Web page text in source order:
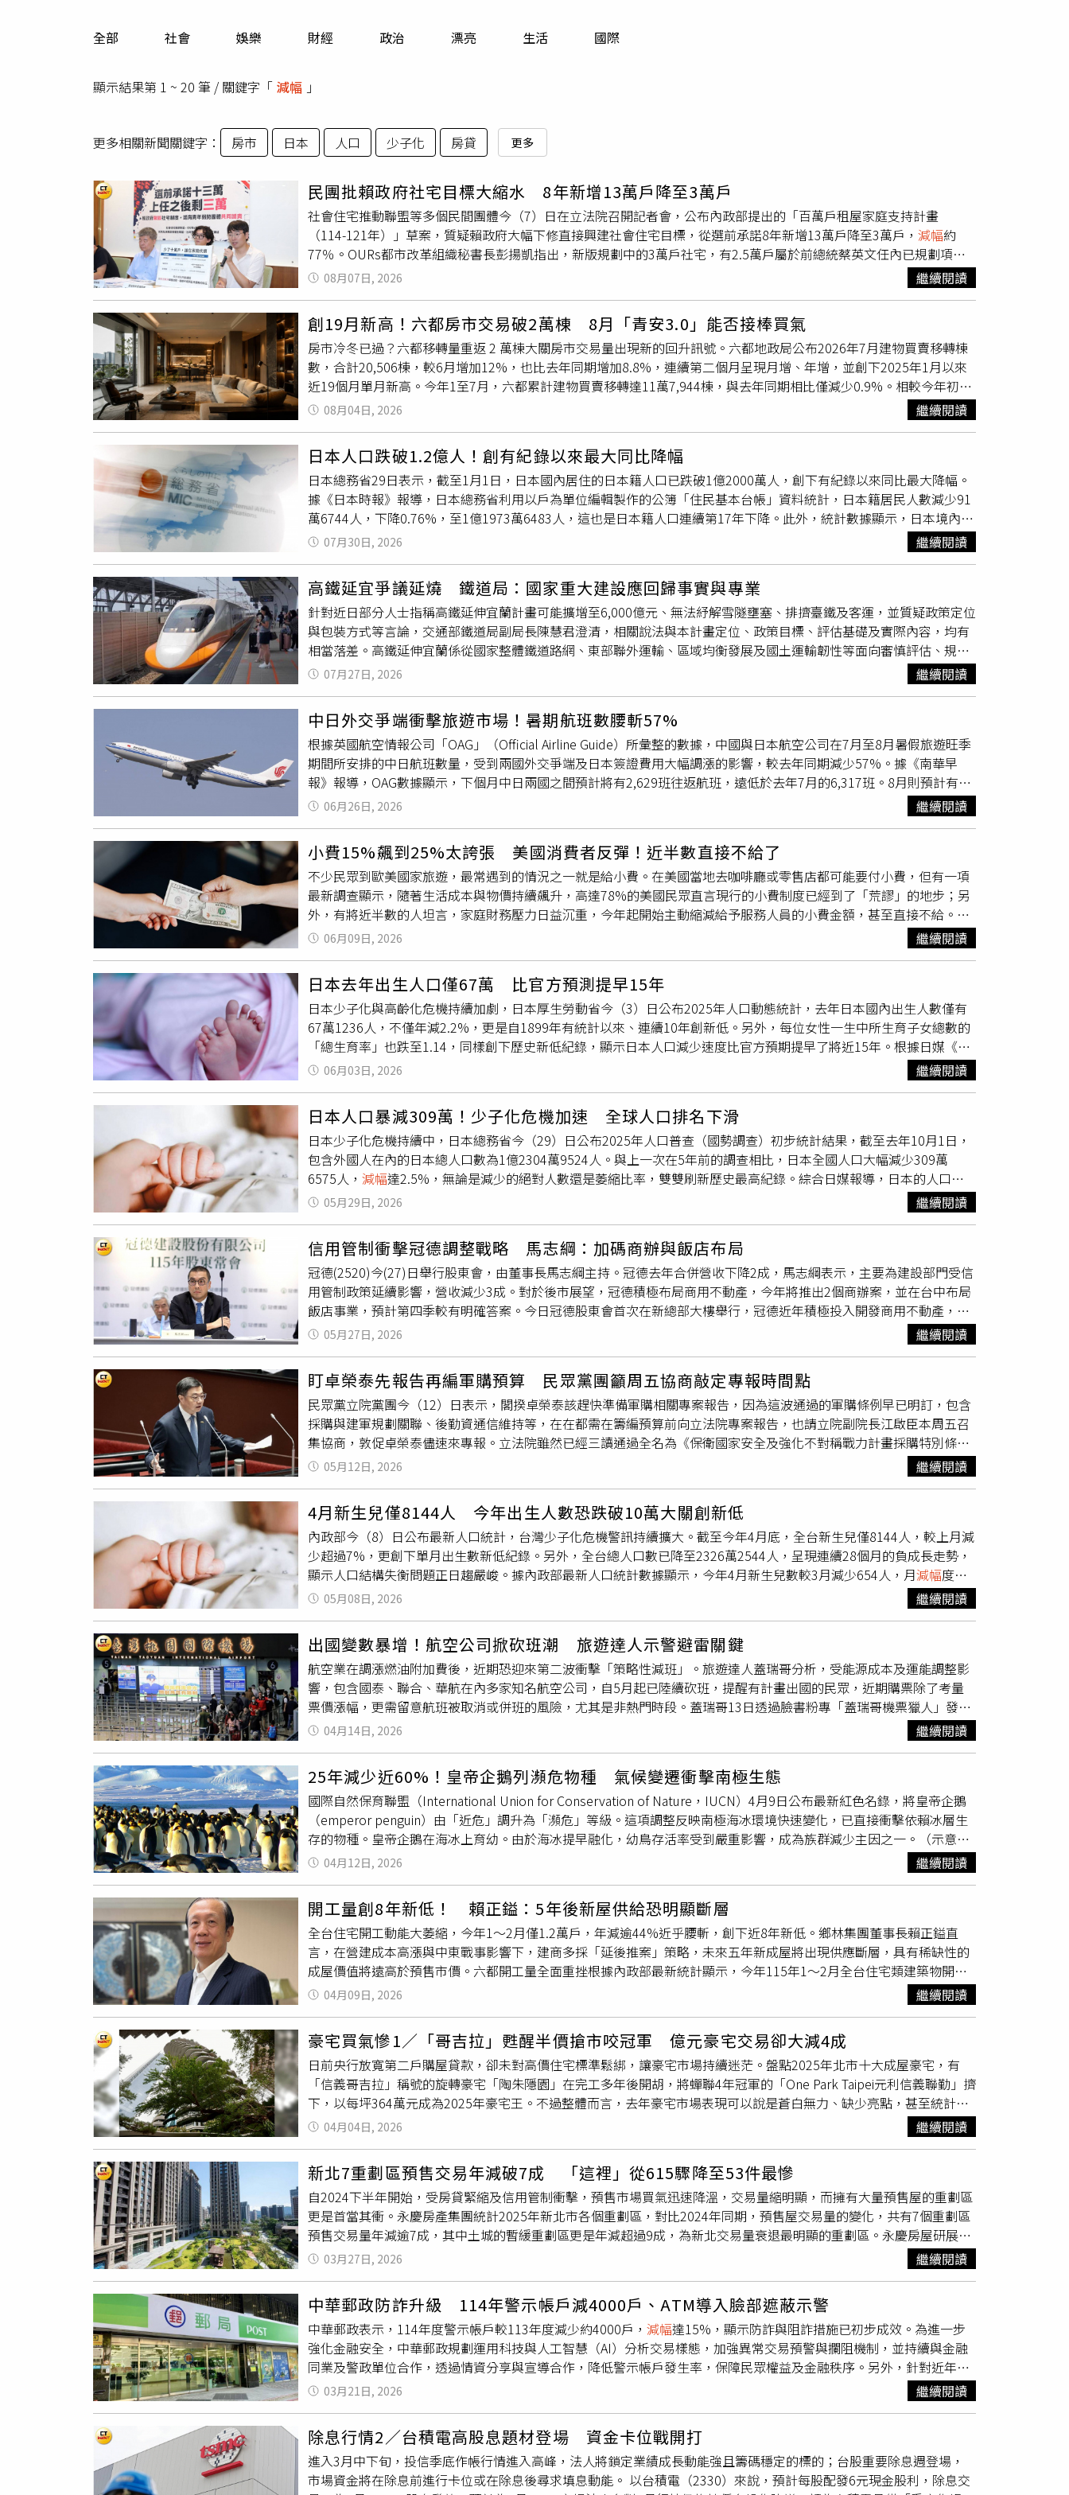
運勢
全部 社會 娛樂 財經 政治 漂亮 生活 國際
顯示結果第 1 ~ 20 筆 / 關鍵字「 減幅 」
更多相關新聞關鍵字： 房市 日本 人口 少子化 房貸 更多
民團批賴政府社宅目標大縮水 8年新增13萬戶降至3萬戶
社會住宅推動聯盟等多個民間團體今（7）日在立法院召開記者會，公布內政部提出的「百萬戶租屋家庭支持計畫
（114-121年）」草案，質疑賴政府大幅下修直接興建社會住宅目標，從選前承諾8年新增13萬戶降至3萬戶， 減幅約
77％。OURs都市改革組織秘書長彭揚凱指出，新版規劃中的3萬戶社宅，有2.5萬戶屬於前總統蔡英文任內已規劃項
目，若扣除既有計畫，賴清德任內新增興建數量僅剩5000戶。他並表示，草案還設有替代機制，這5000戶未必全數透過
直接興建完成，也可能改採包租代管方式執行。社會住宅推動聯盟、OURs都市改革組織、托育及就業政策催生聯盟、
台灣勞工陣線及台灣青年思潮等團體共同出席記者會，批評政府未落實選前社宅承諾，要求行政院重新檢討政策方向。
彭揚凱表示，內政部去年1月曾依賴清德競選政見提出新增13萬戶社宅的規劃，但方案後來未獲採納。過去一年多來，
民間團體持續陳情與抗議，希望中央維持原訂目標，如今最新草案卻明確將興建規模降至3萬戶，與原先承諾出現明顯
落差。他批評，政策尚未正式推動，就先大幅縮減原本提出的建設規模，不僅讓選舉承諾失去意義，也可能對未來政府
政策公信力造成負面影響。彭揚凱也回顧，台灣社會住宅政策自2011年起逐步推動，歷經中央、地方與民間團體多年合
作。蔡英文政府2016年上任後，陸續推動《住宅法》修法、成立國家住宅及都市更新中心，並建立社宅財務與興辦制
度，使整體政策逐漸制度化。他認為，如今直接興建社宅的政策規模若大幅縮減，等於削弱多年建立的社宅推動體系，
也背離民進黨過去所主張的住宅政策方向。社會住宅推動聯盟召集人孫一信表示，目前相關計畫仍處於草案階段，希望
行政院在正式核定前重新評估，不要通過大幅刪減社宅興建目標的版本。
08月07日, 2026 繼續閱讀
創19月新高！六都房市交易破2萬棟 8月「青安3.0」能否接棒買氣
房市冷冬已過？六都移轉量重返 2 萬棟大關房市交易量出現新的回升訊號。六都地政局公布2026年7月建物買賣移轉棟
數，合計20,506棟，較6月增加12%，也比去年同期增加8.8%，連續第二個月呈現月增、年增，並創下2025年1月以來
近19個月單月新高。今年1至7月，六都累計建物買賣移轉達11萬7,944棟，與去年同期相比僅減少0.9%。相較今年初市
場仍處低檔，目前年
已明顯收斂，顯示原本延後決策的自住需求，正逐步回到實際成交市場。不過，建物移轉棟數
同時包含中古屋買賣與過去預售案完工交屋，因此單月突破2萬棟，不能全部解讀為7月新增買氣，更不能直接等同房價
全面轉強。助攻買氣三大推手：交屋潮、自住客、股市獲利結算為什麼買氣會在 7 月集中爆發？主要有三大支撐力道：
交屋潮強勁挹注： 近年預售完工建案陸續進入產權登記高峰期，直接推升移轉量。信用管制邊際效應遞減： 買賣雙方對
價格與貸款認知逐漸拉近，剛性需求族群從「只看不買」轉為「實際出價」。股市財富效應發酵： 上半年台股走高，不
少家庭透過股票獲利或分紅，補足了關鍵的頭期款差距，加速購屋決策。青安 3.0 正式上路！額度最高衝 1500 萬青安
3.0自8月1日起正式受理，一般符合資格者最高貸款額度維持1,000萬元，新婚2年內家庭提高至1,200萬元，育有未成年
子女家庭最高1,500萬元。新制同時增加未滿50歲、本人年所得不超過規定、區域房屋總價限制，以及申貸年齡加貸款
年限不得超過80等條件。由於7月建物移轉大多來自政策上路前的成交與交屋，因此不能將這次19個月新高歸功於青安
3.0。真正值得觀察的是，市場交易量在政策啟動前已經回升，青安3.0能否於8月至第四季接棒，讓原本仍在試算貸款、
自備款與家庭支出的首購族，進一步完成出價與成交。首購族看房前！先向銀行確認 6 大指標青安3.0提高對婚育家庭的
支持，但最高1,200萬元或1,500萬元，只是政策額度上限，不代表每一名申請人都能貸滿。實際核貸仍須考量房屋鑑
價、最高貸款成數、借款人收入、信用、既有負債及還款能力。即使房屋成交總價符合區域限制，若銀行鑑價低於成交
價，買方仍須提高自備款。因此，首購族看房前不能只問自己「符合青安嗎」，還應先向銀行確認：預估貸款成數利率
與貸款年限寬限期後月付金所得及負債比可接受的購屋總價頭期款外的稅費與裝修預算量先回升、價格仍分化 房市回
到基本面央行指出，目前全國房市仍呈交易量縮、價格盤整，但部分都會區交易已轉為正成長；銀行房貸排撥情形改
善，買方觀望情緒也稍有緩和。不過，信用管制仍未全面解除，市場未來仍將呈現區域與產品分化。交易量回升不代表
所有區域房價都會同步上漲。人口、產業、交通、生活機能、供給量與產品總價，仍是決定個別市場表現的關鍵。對自
住買方而言，現在最重要的並不是猜測全台房價最低點，而是觀察自己準備購買的區域，是否已出現成交量回升、議價
率改變或優質物件去化速度加快。房市的第一個轉折，通常不是價格突然大漲，而是原本只看不買的人開始成交。六都
交易量重新突破2萬棟，代表市場正在離開最冷的階段；但能否進一步形成穩定回升，仍須看青安3.0執行、銀行核貸、
房價負擔與第四季自住需求能否持續。FAQQ1：六都7月房市交易量是多少？六都7月建物買賣移轉合計20,506棟，月增
12%、年增8.8%，創2025年1月以來近19個月新高。Q2：交易量增加代表房價即將上漲嗎？不一定。交易量通常比價
格更早反映市場情緒，但移轉量也包含新屋交屋。房價仍取決於區域供需、議價空間、貸款條件與產品差異。Q3：7月
交易量是青安3.0帶動的嗎？不是。青安3.0於8月1日才正式受理，7月移轉主要反映此前成交及交屋。政策效果最快應從
8月後的詢問、送件及後續成交觀察。Q4：青安3.0最高可以貸多少？一般符合資格者最高1,000萬元，新婚2年內家庭最
高1,200萬元，育有未成年子女家庭最高1,500萬元。實際核貸仍由銀行依鑑價、信用、所得及還款能力審核。Q5：房貸
現在已經不用排隊了嗎？央行表示，銀行房貸已無明顯排撥情形，但不代表貸款條件全面放寬。貸款成數、鑑價及信用
管制仍會因借款人與物件條件而異。Q6：現在適合因為交易量回升就買房嗎？自住買方仍應根據收入穩定度、自備款、
月付能力、居住年限與物件條件判斷。市場數據是參考，不應取代個人財務評估。農曆七月買房裝修好時機！ 命理師曝
「3大省錢攻略」：一次省很大「挺青安」優惠方案齊發 現在是首購進場好時機嗎？「挺青安」優惠方案齊發 現在是首
購進場好時機嗎？
08月04日, 2026 繼續閱讀
日本人口跌破1.2億人！創有紀錄以來最大同比降幅
日本總務省29日表示，截至1月1日，日本國內居住的日本籍人口已跌破1億2000萬人，創下有紀錄以來同比最大降幅。
據《日本時報》報導，日本總務省利用以戶為單位編輯製作的公簿「住民基本台帳」資料統計，日本籍居民人數減少91
萬6744人，下降0.76%，至1億1973萬6483人，這也是日本籍人口連續第17年下降。此外，統計數據顯示，日本境內外
國居民人數則增加35萬3696人，成長9.62%，達403萬1159人，創下總務省自2013年開始針對外國居民進行統計以來的
新高。日本外國人口自2023年新冠肺炎（COVID-19）疫情結束後持續增加。2025年，從海外移居日本的人數達72萬
加1萬2540人，成長0.09%，達1329萬3851人，占日本全體日本籍人口的11.1%。除東京都之外，其餘46個都道府縣的
日本籍人口皆呈現下降。其中，秋田縣減少幅度最大，達1.95%；其次為青森縣與高知縣，兩地減幅均為1.7%。這項人
口統計意味著日本長期面臨的人口減少問題仍持續惡化。隨著出生人口下降與高齡化加劇，日本籍人口持續縮減，而外
國居民數量則因勞動力需求以及疫情後國際移動恢復而快速增加，使日本人口結構正在逐漸改變。
07月30日, 2026 繼續閱讀
高鐵延宜爭議延燒 鐵道局：國家重大建設應回歸事實與專業
針對近日部分人士指稱高鐵延伸宜蘭計畫可能擴增至6,000億元、無法紓解雪隧壅塞、排擠臺鐵及客運，並質疑政策定位
與包裝方式等言論，交通部鐵道局副局長陳慧君澄清，相關說法與本計畫定位、政策目標、評估基礎及實際內容，均有
相當落差。高鐵延伸宜蘭係從國家整體鐵道路網、東部聯外運輸、區域均衡發展及國土運輸韌性等面向審慎評估、規
劃，並非僅以解決單一交通壅塞問題為政策目的，陳呼籲，國家重大建設應以宏觀思維回歸事實與專業，為下一個世代
建構發展基礎。鐵道局說明，高鐵延伸宜蘭計畫總經費為新臺幣3,521.75億元（直鐵方案為2,200億元），係由專業工程
院相關部會審查，相較目前推動中捷運信義線東延、萬大線、東環線建設，其每公里造價約介於66億元至78億元，而高
鐵延伸宜蘭每公里造價約60億元，與國內近年軌道建設成本趨勢相當。外界所稱未來經費將增加至6,000億元，並無專
業工程估算基礎及具體依據。若未來因物價、設計或施工條件變動需調整經費，亦須依相關法定程序重新檢討，不能以
臆測數字放大計畫成本。鐵道局指出，高鐵延伸宜蘭通車後，預估可移轉國5平、假日約15%至17%的小客車車流；考
量道路壅塞改善後可能產生的衍生交通量，國5平、假日小客車交通量淨
仍可達3%至6%，顯示本計畫對分擔北宜
公路旅運需求具實質效益，也可為民眾提供安全、穩定、可靠及不受塞車影響的另一項交通選擇。鐵道局進一步表示，
高鐵延伸宜蘭並非僅以解決雪隧塞車為目的，更重要的是強化國土運輸韌性、改善北宜及東部鐵路長期面臨的運能瓶
頸。目前臺鐵北宜及宜花東城際列車須行經樹林至七堵容量瓶頸路段，班次與運能提升有限；未來透過雙系統分流，由
高鐵承擔北宜中長程城際旅運，臺鐵則可釋出既有路線容量，強化宜蘭線城際、區域通勤及貨運調度彈性，進一步提升
東部鐵路服務品質。鐵道局強調，高鐵與臺鐵並非相互排擠，而是功能互補、相互備援的運輸系統。西部高鐵通車近二
十年來，已充分證明高鐵與臺鐵各司其職、共同成長，臺鐵整體運量與營收亦持續提升(臺鐵整體運量提升約40%，營收
成長約64%，且持續成長中)，顯示高鐵並未取代臺鐵，反形成更有效率的運輸分工，為國人提供多元運輸服務。此外，
鐵道局表示，政府也從未停止對臺鐵的投入，交通部近年投入臺鐵相關經費已超過新臺幣3,635億元，現正執行、已核定
或持續推動的臺鐵路網建設規模更達約8,241億元，東部地區亦持續推動花東鐵路雙軌電氣化、南迴線形改善及宜蘭線路
線改善等工程。推動高鐵延伸宜蘭並不代表停止改善臺鐵，政府未來仍將持續投入臺鐵建設，推動整體路網發展。至於
外界稱交通部「包裝」高鐵延伸宜蘭為「4個90分鐘環島高效鐵路網」，鐵道局表示，此說法毫無根據。交通部早於
2020年「交通運輸政策白皮書」，即已明確揭示此一政策方針，並據此逐步推動四項關鍵計畫，建構北環、南環及東部
高效鐵路廊帶，相關政策脈絡及目標始終一致，並非近期才提出。鐵道局重申，高鐵延伸宜蘭不僅是改善北宜交通的重
要建設，更是完善國家整體鐵道路網、提升東部聯外運輸、促進區域均衡發展及強化國土運輸韌性的關鍵一環。未來將
持續與各項臺鐵改善建設同步推動，透過高鐵與臺鐵互補整合，提升臺灣整體鐵路運輸效率與公共運輸服務品質，逐步
打造安全、便捷、永續且具韌性的環島高效鐵路網。
07月27日, 2026 繼續閱讀
中日外交爭端衝擊旅遊市場！暑期航班數腰斬57%
根據英國航空情報公司「OAG」（Official Airline Guide）所彙整的數據，中國與日本航空公司在7月至8月暑假旅遊旺季
期間所安排的中日航班數量，受到兩國外交爭端及日本簽證費用大幅調漲的影響，較去年同期減少57%。據《南華早
報》報導，OAG數據顯示，下個月中日兩國之間預計將有2,629班往返航班，遠低於去年7月的6,317班。8月則預計有
2,641班，較去年8月的6,127班大幅減少。該份數據涵蓋了23家航空公司。對此，OAG亞洲區主管帕特爾（Mayur
Patel）於25日表示：「隨著地緣政治挑戰持續影響旅遊模式，目前的市場需求似乎已與航空公司在這段期間所規劃的運
事力量介入，此番言論引發北京方面的強烈不滿。北京於同月發布旅遊警示，呼籲中國公民避免前往日本旅遊，部分中
國航空公司也向已預訂日本航班的旅客提供退票服務。截至6月23日，中國今年已取消將近9,000班飛往日本的航班。日
本將於下個月調漲簽證費用，這也是自1978年以來首次調整。單次入境簽證費將由原本的3,000日圓調升至15,000日圓
（約合新台幣3,000元），多次入境簽證則由6,000日圓調升至30,000日圓。在日本今年前5大入境旅遊市場中，只有來
自中國大陸的旅客仍需申請簽證才能入境。在這場外交爭端爆發之前，中國大陸於2025年前9個月一直是日本最大的旅
客來源地，當時赴日旅客接近750萬人次。中日衝突至今已超過7個月，仍未見緩解跡象，也削弱了中國消費族群前往日
本旅遊的意願。旅遊行銷與科技公司「中國貿易平台」今年1月預估，中國大陸旅客在2026年將進行約1.65億至1.75億
人次的跨境旅行，高於去年估計的1.55億人次。該公司的調查顯示，日本今年預計僅能迎來約480萬至580萬名中國旅
客，遠低於2025年的930萬人次。OAG數據顯示，包括中國3大國有航空公司在內的中國航空業者，今年7月與8月的航
班縮減幅度最大，相較於2025年同期明顯減班；反觀日本主要航空公司的航班安排，與去年相比幾乎沒有變化。OAG的
帕特爾表示，日本航空公司持續維持其中國航線，主要是為了透過日本各大樞紐機場，支援旅客轉機前往北美地區，維
持整體航網的連通性。他補充，根據OAG數據，原本部分中日旅遊需求已轉向東南亞市場，其中又以越南最為顯著。
06月26日, 2026 繼續閱讀
小費15%飆到25%太誇張 美國消費者反彈！近半數直接不給了
不少民眾到歐美國家旅遊，最常遇到的情況之一就是給小費。在美國當地去咖啡廳或零售店都可能要付小費，但有一項
最新調查顯示，隨著生活成本與物價持續飆升，高達78%的美國民眾直言現行的小費制度已經到了「荒謬」的地步；另
外，有將近半數的人坦言，家庭財務壓力日益沉重，今年起開始主動縮減給予服務人員的小費金額，甚至直接不給。根
據外媒《每日郵報》報導，餐飲科技公司Popmenu針對1000名美國成年人進行民調，結果顯示，有44%的消費者表
示，他們今年支付的小費少於2025年願意支付的金額。對此，分析師桑德斯（Neil Saunders）說明，大眾對於小費的
怨氣，一方面來自於財務被通膨嚴重擠壓，另一方面則是無法接受小費比例不斷調高，以及被要求支付小費的場景變得
無所不在。在各大行業中，餐飲業受到的衝擊最為嚴重，高達35%的受訪者承認已經減少內用給的小費；其次是生鮮外
送服務的24%，而飯店、共享汽車、汽車維修和美髮沙龍等行業的小費收入也出現顯著下滑。顯見消費者在面對食品、
住房與水電等日常開銷暴增時，對額外支出的「小費疲勞」已達到臨界點。許多美國民眾將矛頭指向普及化的數位結帳
系統，調查發現，將近四分之三的民眾注意到，商家結帳螢幕上的建議小費比例越來越高，動輒從15%、20%或飆升至
25%。此外，有59%的民眾坦言在數位螢幕前會感到支付壓力，但該比例已較半年前的66%明顯下降，反映出越來越多
人在面對非傳統需要給小費的場所時，能毫無顧慮地按下「不給小費」的選項。調查數據發現在過去一年中，消費者估
計自己花在「不必要小費」上的冤枉錢約為130美元（約新台幣4225元），低於2025年底調查時的150美元（約新台幣
4875元）。此外，願意給餐廳服務生20%以上小費的顧客比例，也從去年的45%降至41%；外送員的
23%大跌至15%。就連傳統上普遍會給小費的咖啡廳、餐車及速食店，近半年內的小費比例同樣全面走低。Popmenu
執行長斯威尼（BrendanSweeney）警告，這波「小費疲勞」對依賴這份收入的基層勞工衝擊最大；他也補充，消費者
對於「僅提供基本服務」卻被索取小費感到不合理，例如到店自取外帶、或在一般零售店接受招待等。儘管如此，調查
仍釋出了不同面向的結果，超過半數的受訪者表示，如果能藉此調高員工基本薪資並徹底廢除小費制度，他們其實非常
樂意接受菜單價格適度調漲。
06月09日, 2026 繼續閱讀
日本去年出生人口僅67萬 比官方預測提早15年
日本少子化與高齡化危機持續加劇，日本厚生勞動省今（3）日公布2025年人口動態統計，去年日本國內出生人數僅有
67萬1236人，不僅年減2.2%，更是自1899年有統計以來、連續10年創新低。另外，每位女性一生中所生育子女總數的
「總生育率」也跌至1.14，同樣創下歷史新低紀錄，顯示日本人口減少速度比官方預期提早了將近15年。根據日媒《讀
賣新聞》報導，厚生勞動省公布2025年的人口統計數據，去年日本出生人口數僅67萬1236人，比前一年減少了1萬4937
相比，下滑趨勢已略有放緩，但人口縮減的速度仍遠超官方想像。日本
國立社會保障暨人口問題研究所曾於2023年推估，出生人數要到2040年才會跌至67萬大關，如今這項數據卻在2025年
提前出現。在總生育率方面，日本自2015年回升至1.45後，又面臨連續10年下滑的困境。若從各一級行政區來看，前一
年除了福井縣持平外，其餘46個都道府縣的生育率皆全面下跌；但到了去年情況稍有變化，共有13個縣的生育率出現回
升。其中，全日本生育率最低的仍舊是東京，數據為0.96，與前一年持平，這也是東京都近9年來首度止跌；生育率最高
的則是沖繩縣，達到1.52。至於與生育率息息相關的結婚件數則迎來微幅曙光，日本去年共有48萬9119對新人結婚，較
前一年增加了4027對，連續2年呈現增長趨勢。然而，自從2023年受到新冠疫情衝擊，導致結婚對數在時隔90年後首度
跌破50萬大關以來，整體的結婚潮至今仍未恢復到疫情前的榮景。而離婚件數，去年則減少了6836對，降至17萬9068
對。
06月03日, 2026 繼續閱讀
日本人口暴減309萬！少子化危機加速 全球人口排名下滑
日本少子化危機持續中，日本總務省今（29）日公布2025年人口普查（國勢調查）初步統計結果，截至去年10月1日，
包含外國人在內的日本總人口數為1億2304萬9524人。與上一次在5年前的調查相比，日本全國人口大幅減少309萬
6575人， 減幅達2.5%，無論是減少的絕對人數還是萎縮比率，雙雙刷新歷史最高紀錄。綜合日媒報導，日本的人口普
查自1920年起每5年舉行一次，今日公布最新結果，統計數據顯示，這已是日本總人口連續第3屆在普查中呈現衰退，且
0.7%）呈現急遽擴大。總務省分析指出，少子化所導致的「自然減少」持續加
速，是造成人口流失的最核心因素；此外，2020年上次普查時正值新冠肺炎疫情期間，大量旅居海外的日本國民因避疫
而暫時返國，拉高了當時的對比基期，也是導致本次數據落差擴大的主因之一。從地域分布來看，日本全國47個都道府
縣中，僅剩東京都與沖繩縣的人口勉強維持增長，其餘45個地方行政區全面陷入倒退。在過去，許多地方人口會流入大
都市周邊，但這次埼玉縣、千葉縣與愛知縣卻出現歷史首見的人口減少，神奈川縣更是自1945年二戰終戰以來首度萎
縮。原本人口持平的大阪府這次也減少了0.8%，總人口時隔30年再度跌破880萬人大關，顯見都會區也無法倖免於結構
性的高齡少子化衝擊。若細分地方災情，秋田縣以8.1%的萎縮率位居全國之冠，東北地區與中國、四國地區的衰退最為
嚴重，包含青森縣（減7.9%）、岩手縣、山形縣及高知縣（皆減7.0%）緊隨其後；若以流失的絕對人數計算，則以北
海道減少近24萬人最多。在全日本1719個市町村中，高達9成以上（1558個區域）都面臨人口流失，其中人口流失超過
10%的嚴重老化城鎮比例高達27.7%，相較於5年前幾乎翻倍成長。在全球排名方面，日本的總人口排名已正式被衣索比
亞超越，從世界第11名下滑至第12名，佔全球82億總人口的比例僅剩1.5%。本次普查的全國回收率為80.7%，最終的
精確確定值預計將於今年9月正式對外公布。
05月29日, 2026 繼續閱讀
信用管制衝擊冠德調整戰略 馬志綱：加碼商辦與飯店布局
冠德(2520)今(27)日舉行股東會，由董事長馬志綱主持。冠德去年合併營收下降2成，馬志綱表示，主要為建設部門受信
用管制政策延續影響，營收減少3成。對於後市展望，冠德積極布局商用不動產，今年將推出2個商辦案，並在台中布局
飯店事業，預計第四季較有明確答案。今日冠德股東會首次在新總部大樓舉行，冠德近年積極投入開發商用不動產，而
總部大樓也已有多家企業承租進駐。（圖／方萬民攝）今日冠德股東會首次在新總部大樓舉行，僅僅20分鐘就完成會
議。馬志綱致詞表示，114年度冠德及集團內所經營3項主要業務，建設業占營收近17%、營造業占75%、百貨業占
億元減少72%；EPS由9.32元下降至2.61元。馬志綱解釋，建設業下降3成，主因受信用管制政策延續影響，此外，因為
前年有三重總銷120億元的「冠德心天匯」交屋入賬，但去年沒有大型個案，所以有較大落差。冠德預計今年將推出150
億元總銷，包括北市萬華「直興段案」總銷36億元、新北中和秀朗橋站「冠德K Tower Y09」總銷31億元、台中北屯
「冠德台中G5站案」總銷16億元及「冠德崇德綻」總銷67億元。除「直興段案」興建中外，其餘皆為成屋銷售。其中
「冠德K Tower Y09」及「冠德台中G5站案」為商辦案。馬志綱表示，冠德過去以住宅開發為主，商用不動產都有一定
的量，這幾年都有在調整住宅與商用的開發比例。他認為，接下來商辦市場會有各種不同類型的需求，有企業總部、中
小坪數，對於不同產品冠德都在嘗試階段，因此「冠德K Tower Y09」推出40~100坪多種坪數。該案也是冠德商辦開發
對外出售的首案。冠德除了積極布局商辦，在台中也有飯店的規劃，冠德在台中捷運市政府站G9聯開案將規劃樓高43層
摩天大樓，包含商辦、台中首座「Global Mall 環球購物中心」及國際品牌飯店，也是首度將跨足飯店業，目前外界多指
出將和凱悅集團合作。馬志綱表示，冠德看這件事是商用不動產組合概念，不動產價值來自於經營價值，不單純是收
租，還有怎麼創造人流、交流產生事情。對於未來將會自行經營或是委託管理，馬志綱回應，目前已經在跟2、3家業者
正在溝通，預計第四季較有明確答案。對於房市，馬志綱認為，現在的股票市場太好，相對營建業好像看起來較黯淡，
加上之前還有政策影響，購屋者還在消化當中。他坦言，的確這一兩年較辛苦，但某種程度也不是壞事，房產週期性較
長，讓大家對購屋這件事回到本身需求上，長期市場也會更健全。總經理張勝安也補充，台灣經濟成長率和股市都非常
好，未來可預期在通膨或資產投資趨勢下，市場除了有剛性需求還有獲利型買盤，包括從其他產業獲利後來做資產配置
的，對於房市來說是好的支撐。現在市場回歸地段力、產品力等基本面，開發商取得好的原料後，經加工過程把附加價
值開發出來，在市場上做出差異性，再把服務做好，才不容易被市場淘汰。
05月27日, 2026 繼續閱讀
盯卓榮泰先報告再編軍購預算 民眾黨團籲周五協商敲定專報時間點
民眾黨立院黨團今（12）日表示，閣揆卓榮泰該趕快準備軍購相關專案報告，因為這波通過的軍購條例早已明訂，包含
採購與建軍規劃關聯、後勤資通信維持等，在在都需在籌編預算前向立法院專案報告，也請立院副院長江啟臣本周五召
集協商，敦促卓榮泰儘速來專報。立法院雖然已經三讀通過全名為《保衛國家安全及強化不對稱戰力計畫採購特別條
例》軍購特別預算總上限為新台幣7,800億元，不過較行政院原本喊出的1.25兆元版本短少約4,700億元，刪
減幅度高達
超過三分之一不可謂不高，卓榮泰也針對此缺口喊出將在《憲法》規範下採取「向國際爭取時間、國內軍工合作、盤整
缺失追加」等補救方向，確保軍購條例「3大塊拼圖」的「台灣之盾」、「精準擊殺鏈」、「壯大軍工本土產業」訴求
能逐一落實。民眾黨立院黨團（圖）呼籲閣揆卓榮泰該著手針對軍購話題進行專案報告準備。（圖／黃耀徵攝）民眾黨
立院黨團總召陳清龍直指，既然行政院、國防部、民進黨立院黨團都講說軍購很急，那麼民眾黨團當然願意挪出時間，
請江啟臣本周五就召開協商，敦促卓榮泰趕快到立院做專案報告。同黨立委洪毓祥也說，民眾黨絕對支持國防，只不過
年度預算既然已經有編商購跟委製部分，便該回歸年度預算處理。洪毓祥點出，中央老嚷嚷軍購特別預算遭砍會威脅到
軍民工業與無人機產業，但相關預算其實陸續已砸了229億，另外2026年度編列在各部會近70億夯不啷噹加起來約300
億，既然預算沒少過，如今無人機發展卻仍牛步「到底是誰的問題？」他呼籲政府別有「不是我的錢」亂灑心態。
05月12日, 2026 繼續閱讀
4月新生兒僅8144人 今年出生人數恐跌破10萬大關創新低
內政部今（8）日公布最新人口統計，台灣少子化危機警訊持續擴大。截至今年4月底，全台新生兒僅8144人，較上月減
少超過7%，更創下單月出生數新低紀錄。另外，全台總人口數已降至2326萬2544人，呈現連續28個月的負成長走勢，
顯示人口結構失衡問題正日趨嚴峻。據內政部最新人口統計數據顯示，今年4月新生兒數較3月減少654人，月減幅度達
7.43%；若與去年同期相比，亦減少540人，年減6.22%。累計今年1至4月，全台新生兒總數僅為3萬2188人，相較於去
年同期的3萬7974人，大幅銳減5786人，衰退比例高達15.24%。這項數據反映出國內生育意願持續低迷，且衰退速度有
35%。以此比例計算，今年全年的新生兒總數恐僅剩約9萬1965人，預計將比去年減少逾1.5萬名新生兒，甚至可能面臨
「年度新生兒保衛戰」，恐創使上跌破10萬大關的極限紀錄。在各縣市出生率方面，4月折合年粗出生率為千分之
4.26。觀察各地方數據，外島與偏鄉地區的表現相對較佳，粗出生率前3名依序為連江縣（千分之8.92）、台東縣（千分
之6.08）及澎湖縣（千分之6.05）。反觀西部都會區與部分縣市則表現低迷，出生率最低的前3名分別為嘉義縣（千分之
2.61）、基隆市（千分之2.91）及嘉義市（千分之3.02）。此外，人口結構的變動亦顯現在總體數量上。截至今年4月
底，台灣總人口數相比去年同期已減少10萬2730人，單月亦較3月減少8024人。在出生率持續低於死亡率的「死亡交
叉」陰影下，台灣已連續2年多處於人口負成長狀態。
05月08日, 2026 繼續閱讀
出國變數暴增！航空公司掀砍班潮 旅遊達人示警避雷關鍵
航空業在調漲燃油附加費後，近期恐迎來第二波衝擊「策略性減班」。旅遊達人蓋瑞哥分析，受能源成本及運能調整影
響，包含國泰、聯合、華航在內多家知名航空公司，自5月起已陸續砍班，提醒有計畫出國的民眾，近期購票除了考量
票價漲幅，更需留意航班被取消或併班的風險，尤其是非熱門時段。蓋瑞哥13日透過臉書粉專「蓋瑞哥機票獵人」發文
表示，燃油附加費的調漲往往只是連鎖反應的開端，隨之而來的便是航空公司為了優化成本而進行的「減班」措施。目
更達6%，中東航線如杜拜、
桃園與高雄出發的多條亞洲及長程航線進行班次縮減，受影響範圍涵蓋東京、首爾、曼谷、倫敦及大阪等多個熱門目的
地。對此，蓋瑞哥分析，3月前旅客是「怕漲價」而搶票，4月後則轉變為買機票後「怕取消」。但蓋瑞哥表示，通常熱
門航線與黃金時段較無須擔心，但若是紅眼航班、晚班機、週間出發或票價特別低廉的班次，近期面臨併班或取消的機
率將大幅增加。面對不穩定的航班狀況，蓋瑞哥建議旅客可採取更靈活的購票策略，如善用外籍航空與國籍航空費率調
整的「時間差」，或鎖定反應較慢的低成本航空。若已計畫行程，可轉從住宿或當地交通細節節省開支，不應因機票價
04月14日, 2026 繼續閱讀
25年減少近60%！皇帝企鵝列瀕危物種 氣候變遷衝擊南極生態
國際自然保育聯盟（International Union for Conservation of Nature，IUCN）4月9日公布最新紅色名錄，將皇帝企鵝
（emperor penguin）由「近危」調升為「瀕危」等級。這項調整反映南極海冰環境快速變化，已直接衝擊依賴冰層生
存的物種。皇帝企鵝在海冰上育幼。由於海冰提早融化，幼鳥存活率受到嚴重影響，成為族群減少主因之一。（示意圖
／Pixabay）根據IUCN指出，海冰的提早破裂與長期減少，是影響皇帝企鵝族群的關鍵因素。皇帝企鵝仰賴穩定的海冰
進行繁殖、育幼與覓食，一旦冰層在幼鳥尚未具備游泳能力前瓦解，將導致繁殖失敗並提高死亡率。相關觀測亦顯示，
部分企鵝繁殖地已出現族群因棲地崩解而消失的情況。數據顯示，皇帝企鵝族群數量自1999年的約220萬隻，下降至目
前約94萬隻，25年間減幅
接近60%。此外，衛星影像分析也指出，2009年至2018年間族群已減少約一成。科學家進一
步預測，在氣候暖化持續的情境下，至2080年全球皇帝企鵝數量恐降至45萬隻以下，族群將持續快速下滑。專家指出，
若未能大幅降低溫室氣體排放，海冰面積將持續縮減，進一步影響皇帝企鵝的繁殖、覓食與換羽過程。由於其對環境變
化高度敏感，皇帝企鵝亦被視為觀察氣候變遷影響的重要指標物種。除氣候因素外，疾病風險亦逐漸增加。研究指出，
高病原性禽流感近年已擴散至部分海洋哺乳類族群，南方海豹等物種亦受到影響。專家警告，隨著全球暖化，病原體可
能擴大傳播範圍，即使在過去較少受到疾病威脅的極地地區，也可能面臨新的生存壓力。此外，南極海洋生態鏈亦出現
變化。由於海水升溫與海冰減少，磷蝦等關鍵食物來源轉向更深海域，間接影響依賴其為食的海洋動物，進一步壓縮皇
帝企鵝的覓食資源。面對族群持續下降，保育組織呼籲各國加強減碳行動，並依據《巴黎協定》將全球升溫控制在攝氏
1.5度以內。同時，減少觀光與航運活動對南極棲地的干擾，也被視為維護企鵝繁殖環境的重要措施。此次皇帝企鵝列入
瀕危名單，不僅反映單一物種的危機，更顯示氣候變遷對極地生態系的全面衝擊。
04月12日, 2026 繼續閱讀
開工量創8年新低！ 賴正鎰：5年後新屋供給恐明顯斷層
全台住宅開工動能大萎縮，今年1～2月僅1.2萬戶，年減逾44%近乎腰斬，創下近8年新低。鄉林集團董事長賴正鎰直
言，在營建成本高漲與中東戰事影響下，建商多採「延後推案」策略，未來五年新成屋將出現供應斷層，具有稀缺性的
成屋價值將遠高於預售市價。六都開工量全面重挫根據內政部最新統計顯示，今年115年1～2月全台住宅類建築物開工
戶數僅12,358戶，與去年同期的22,244戶相比，足足減少近一萬戶。六都表現中，僅桃園市與台南市分別以15.5%及
均慘跌超過五成。鄉林不動產研究室分析，建商推案意願直直落，已完全反映在
運，導致高度依賴進口的鋼材、電梯零組件及化學塗料成本激增。無論是水泥、鋼筋等基礎建材，或是防水層、PVC塑
膠管等材料，報價有效期皆明顯縮短。在建材到貨時程無法掌握，且土石方去化管道受限、地下室開挖成本暴漲的壓力
下，建商寧可選擇展延開工以避開成本高峰。鄉林不動產研究室提供展延開工宅數暴增五成數據顯示，2025年前三季全
台展延開工總件數達4,890件，較前年同期大增82.8%，總宅數則達45,777宅，年增54.5%。賴正鎰指出，若中東戰火持
續，通膨陰影將使營建成本再漲，建商不得已只好延後推案。他推估原本三年完工的建案將拉長到四、五年，這導致未
來三、四年的預售屋工期拉長，新屋供給將因「展延開工」而出現明顯斷口。賴正鎰籲政府鬆綁土建融面對營建困局，
鄉林集團董事長賴正鎰建議政府應鬆綁土建融貸款成數，以免小建商因周轉困難損及購屋大眾權益。他強調應加速引進
移工、降低申請門檻並簡化調派程序，讓勞動力支援即將完工的建案。此外，他建議應立即暫緩趨嚴的土石方流向管理
措施，待配套協調完善再推行，讓房市保有健康的流動性。稀缺性將推升成屋價值賴正鎰認為，雖然工期拉長，但對自
住族而言可減輕工程款負擔，且五年後新成屋數量有限，稀缺性將使「成屋價值」遠高於預售時市價。在通膨壓力下，
已動工或接近完工的指標性建案，其資產防禦價值將更形突顯，成為國內8兆元超額儲蓄的首選避風港。賴正鎰揭房市3
大關鍵字：能把20坪做到像30坪、誰就有市場北市飯店狂賺321億創新高！ 賴正鎰見「1警訊」疾呼：救救國旅住宅三
法恐再衝擊房市！ 賴正鎰：居住正義不應以打壓產業為代價
04月09日, 2026 繼續閱讀
豪宅買氣慘1／「哥吉拉」甦醒半價搶市咬冠軍 億元豪宅交易卻大減4成
日前央行放寬第二戶購屋貸款，卻未對高價住宅標準鬆綁，讓豪宅市場持續迷茫。盤點2025年北市十大成屋豪宅，有
「信義哥吉拉」稱號的旋轉豪宅「陶朱隱園」在完工多年後開胡，將蟬聯4年冠軍的「One Park Taipei元利信義聯勤」擠
下，以每坪364萬元成為2025年豪宅王。不過整體而言，去年豪宅市場表現可以說是蒼白無力、缺少亮點，甚至統計還
發現，相較前一年度，億元豪宅交易大減4成。去年地產交易皆已於3月完整揭露於實價登錄，CTWANT委託台灣房屋以
成交單價為基準，彙整2025年北市十大豪宅排行榜，其中信義區及大安區分別各有4個社區進榜，且過去4連霸豪宅王的
「One Park Taipei元利信義聯勤」，就在「陶朱隱園」首度出現非關係人交易後，被迫讓出冠軍寶座。「One Park
Taipei元利信義聯勤」雖然被擠下北市豪宅第二名，但去年成交戶數約有10筆，傲視全台豪宅市場。（圖／元利建設提
供）位於信義計畫區的「陶朱隱園」，以「大麻花捲」、「信義哥吉拉」造型聞名，已成為台北打卡熱點。不僅外觀獨
特，內部規劃更獨樹一格，光陽台就達50坪，遠超一般住宅空間；頂樓設有直升機停機坪，超跑與救護車更可搭電梯直
達家門，另有2000坪生態庭園及瀑布造景等特色。2019年，「陶朱隱園」7樓戶曾以每坪高達600萬元、總價18億元出
售，震驚市場，但因買家為威京集團旗下承耀公司購入，被市場認定是關係人交易，不算真正買家，完工7年來，因開
價過高，始終乏人問津。直到去年，威京集團因主席沈慶京涉入京華城弊案，另一頭又面對環狀線地震受損的高額求償
官司，銀行抽銀根、財務緊張下，決定調整「陶朱隱園」價格，低樓層打出每坪300萬元的「半價」正式開賣，果真順
利開胡。去年10月，一名外國籍吳姓女富豪以每坪364萬元、總價11.1億元買下「陶朱隱園」17樓戶，創下國內豪宅新
天價。業者也乘勝追擊，今年1月首度開放媒體進入「陶朱隱園」大拍特拍造勢宣傳，不過買氣是否能延續有待觀察。
而從冠軍退位的「One Park Taipei元利信義聯勤」，去年最高成交價為，薛姓富豪採「無貸款」現金方式，以單價267.2
萬元、總價約4.1億元，一次打包22樓2戶。該豪宅坐擁大安森林公園景觀第一排，還有台語天后江蕙、亞洲天王周杰倫
與愛妻昆凌，及元利建設、全聯董事長林敏雄等多位名人住戶加持，自2018年預售起，屢屢出現高價交易。「皇翔御
琚」因皇翔總經理廖宇祥買下1、2樓戶，總價約8.4億元，成為去年的總價冠軍。（圖／黃耀徵攝）而成交單價排行第三
名的是「皇翔御琚」1~2樓戶交易，以每坪250萬元、總價約8.4億元成交，也是去年的總價冠軍，而買家即為皇翔建設
董事長廖年吉的長子、皇翔總經理廖宇祥。「皇翔御琚」坐落信義計畫區，以高隱私、一層一戶特色聞名，曾長年居豪
宅王首位，但如今屋齡已有15年，該社區在眾多豪宅中最獨特之處，是凌亂的價格登載，此次廖宇祥的交易車位總價
4,000萬元，平均一個車位達1,000萬元，再度刷新歷史紀錄，成為全台最貴「車位王」。第四名「聯合大於」成交單價
04月04日, 2026 繼續閱讀
新北7重劃區預售交易年減破7成 「這裡」從615驟降至53件最慘
自2024下半年開始，受房貸緊縮及信用管制衝擊，預售市場買氣迅速降溫，交易量縮明顯，而擁有大量預售屋的重劃區
更是首當其衝。永慶房產集團統計2025年新北市各個重劃區，對比2024年同期，預售屋交易量的變化，共有7個重劃區
預售交易量年減逾7成，其中土城的暫緩重劃區更是年減超過9成，為新北交易量衰退最明顯的重劃區。永慶房屋研展中
心副理陳金萍指出，從2024年9月19日央行祭出第七波選擇性信用管制後，成功扭轉民眾看漲房價的預期心理，市場氛
圍轉趨保守觀望，投資買盤大幅減少，加上銀行房貸緊縮持續下，預售屋買氣迅速降溫，交易量快速下修。其中，新北
區預售屋價格持續攀升，首購族與換屋族的購屋門檻快速提高，購屋負擔也明顯加重。再加上2025年延續2024下半年以
來的低迷市況，市場觀望氣氛濃厚，消費者多期待價格出現一定幅度修正後才願意進場，進一步使得這些重劃區在2025
年的預售市場交易量出現明顯萎縮。土城暫緩重劃區的預售交易量從2024年615件迅速下滑至2025年53件，年減幅達9
成。陳金萍說明，暫緩重劃區位處土城核心區，鄰近成熟商圈與捷運海山站，生活機能與交通條件完善，過去因房價相
對親民，吸引不少新婚家庭與小資族購屋，成為新北重劃區亮點。然而近年預售屋價格快速攀升，購屋門檻提高，加上
整體房市觀望氣氛濃厚，消費者購屋態度轉趨保守，導致2025年交易量顯著萎縮。值得注意的是，新莊3個重劃區中就
有2個重劃區預售交易量年 減幅超過7成。陳金萍分析，新莊的副都心與塭仔圳重劃區，具備大面積整體開發、都市規劃
完善，以及捷運建設與產業進駐等多項優勢，未來發展潛力備受看好，且房價相較鄰近的板橋、三重具親民優勢，吸引
不少新婚與首購族關注，但2025年當地預售交易量仍出現明顯量縮，主要還是受整體房市氛圍影響，購屋族群出手意願
降低，導致買氣不佳、交易量明顯下滑。
03月27日, 2026 繼續閱讀
中華郵政防詐升級 114年警示帳戶減4000戶、ATM導入臉部遮蔽示警
中華郵政表示，114年度警示帳戶較113年度減少約4000戶， 減幅達15%，顯示防詐與阻詐措施已初步成效。為進一步
強化金融安全，中華郵政規劃運用科技與人工智慧（AI）分析交易樣態，加強異常交易預警與攔阻機制，並持續與金融
同業及警政單位合作，透過情資分享與宣導合作，降低警示帳戶發生率，保障民眾權益及金融秩序。另外，針對近年
ATM車手犯罪手法多樣化，例如提款時戴口罩或安全帽，造成蒐證及追緝困難，中華郵政計畫今年上半年在40至50台郵
局ATM導入「臉部遮蔽示警」功能。當民眾戴口罩提款時，ATM可能發出警示音，提醒需脫下口罩或安全帽以確保臉部
露出，才可完成交易。中華郵政指出，目前全台郵局ATM約3180台，首批導入後將觀察運作情況，再視實際成效逐步擴
大範圍。事實上，早在去年5月，中華郵政就與台南市政府在部分郵局試辦ATM遮蔽辨識與即時語音提醒機制，雖然設計
上與金管會今年推動的機制有所差異，但兩者目的均在提高提款安全、阻斷詐騙金流。金管會也鼓勵銀行試行臉部遮蔽
示警功能，希望透過科技降低犯罪風險。中華郵政強調，除了導入ATM臉部遮蔽示警功能外，針對警示帳戶，將持續優
03月21日, 2026 繼續閱讀
除息行情2／台積電高股息題材登場 資金卡位戰開打
進入3月中下旬，投信季底作帳行情進入高峰，法人將鎖定業績成長動能強且籌碼穩定的標的；台股重要除息週登場，
市場資金將在除息前進行卡位或在除息後尋求填息動能。 以台積電（2330）來說，預計每股配發6元現金股利，除息交